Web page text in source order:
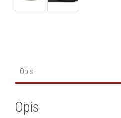
Opis
Opis